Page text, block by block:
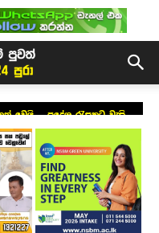
වෙයි – ප්‍රදේශ රැසකට වැසි